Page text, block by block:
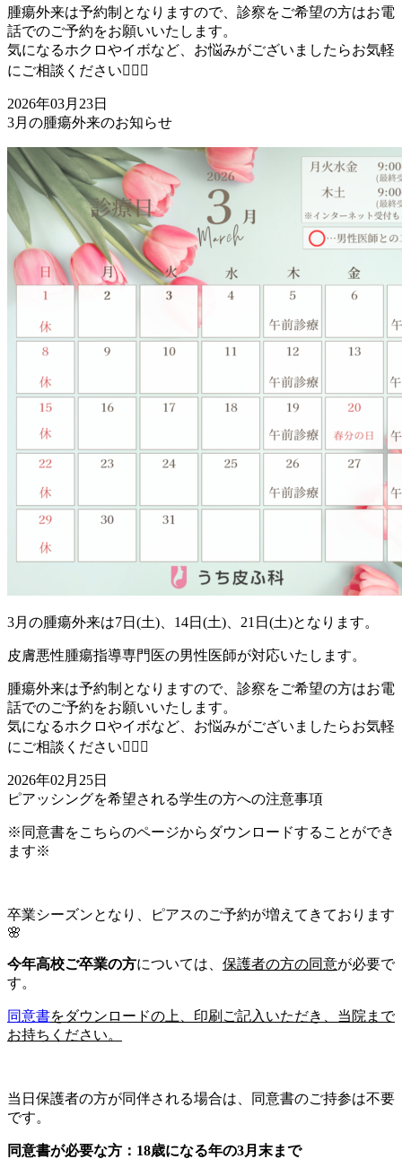
腫瘍外来は予約制となりますので、診察をご希望の方はお電
話でのご予約をお願いいたします。
気になるホクロやイボなど、お悩みがございましたらお気軽
にご相談ください👩🏻‍⚕️
2026年03月23日
3月の腫瘍外来のお知らせ
3月の腫瘍外来は7日(土)、14日(土)、21日(土)となります。
皮膚悪性腫瘍指導専門医の男性医師が対応いたします。
腫瘍外来は予約制となりますので、診察をご希望の方はお電
話でのご予約をお願いいたします。
気になるホクロやイボなど、お悩みがございましたらお気軽
にご相談ください👩🏻‍⚕️
2026年02月25日
ピアッシングを希望される学生の方への注意事項
※同意書をこちらのページからダウンロードすることができ
ます※
卒業シーズンとなり、ピアスのご予約が増えてきております
🌸
今年高校ご卒業の方については、 保護者の方の同意が必要で
す。
同意書をダウンロードの上、印刷ご記入いただき、当院まで
お持ちください。
当日保護者の方が同伴される場合は、同意書のご持参は不要
です。
同意書が必要な方：18歳になる年の3月末まで